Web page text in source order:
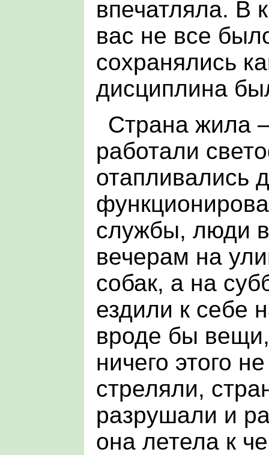
впечатляла. В
вас не все
сохранялись
дисциплина
Страна жила
работали
отапливались
службы, люди
вечерам на
собак, а на
ездили к себе
вроде бы
ничего этого
стреляли,
разрушали и
она летела к